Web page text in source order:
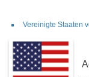
Vereinigte Staaten